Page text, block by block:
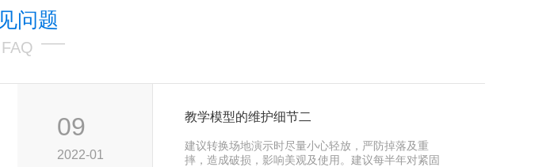
问题
FAQ
09
2022-01
教学模型的维护细节二
建议转换场地演示时尽量小心轻放，严防掉落及重
摔，造成破损，影响美观及使用。建议每半年对紧固